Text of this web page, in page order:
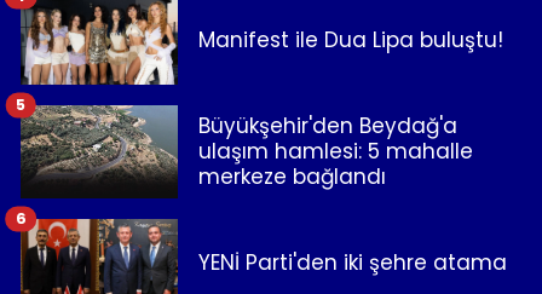
Manifest ile Dua Lipa buluştu!
Büyükşehir'den Beydağ'a
ulaşım hamlesi: 5 mahalle
merkeze bağlandı
5
YENİ Parti'den iki şehre atama
6